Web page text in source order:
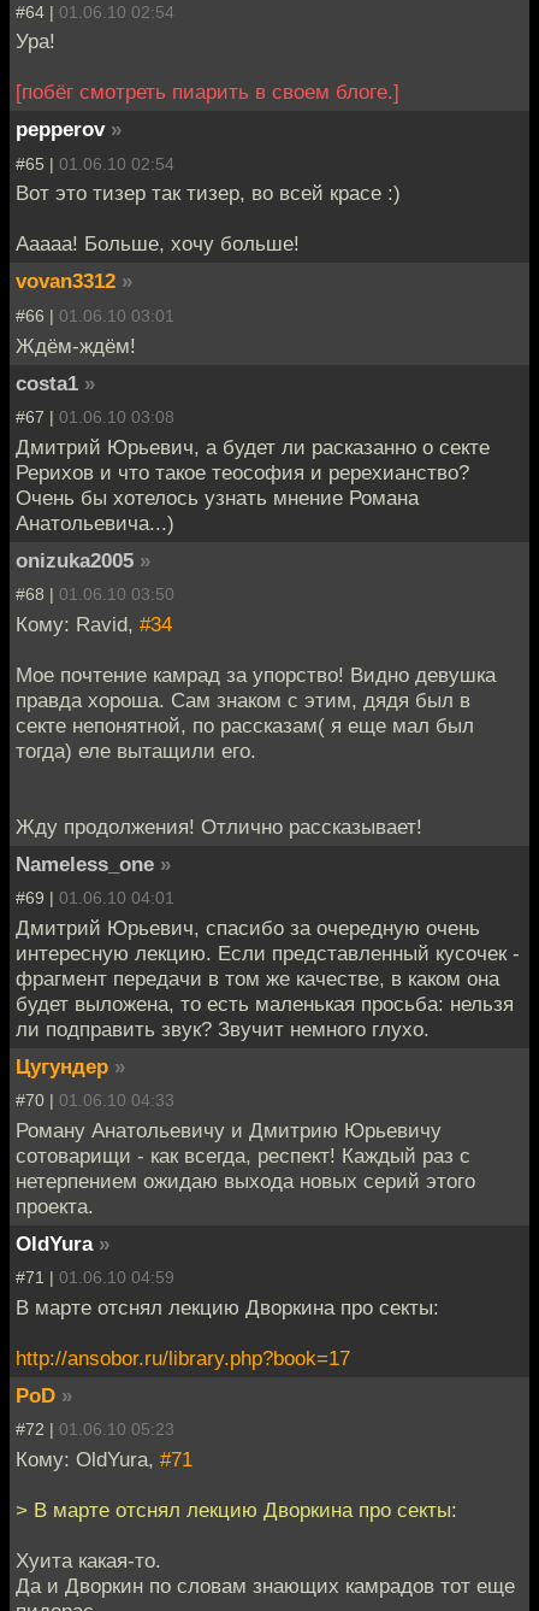
#64 | 01.06.10 02:54
Ура!
[побёг смотреть пиарить в своем блоге.]
pepperov »
#65 | 01.06.10 02:54
Вот это тизер так тизер, во всей красе :)
Ааааа! Больше, хочу больше!
vovan3312 »
#66 | 01.06.10 03:01
Ждём-ждём!
costa1 »
#67 | 01.06.10 03:08
Дмитрий Юрьевич, а будет ли расказанно о секте
Рерихов и что такое теософия и ререхианство?
Очень бы хотелось узнать мнение Романа
Анатольевича...)
onizuka2005 »
#68 | 01.06.10 03:50
Кому: Ravid, #34
Мое почтение камрад за упорство! Видно девушка
правда хороша. Сам знаком с этим, дядя был в
секте непонятной, по рассказам( я еще мал был
тогда) еле вытащили его.
Жду продолжения! Отлично рассказывает!
Nameless_one »
#69 | 01.06.10 04:01
Дмитрий Юрьевич, спасибо за очередную очень
интересную лекцию. Если представленный кусочек -
фрагмент передачи в том же качестве, в каком она
будет выложена, то есть маленькая просьба: нельзя
ли подправить звук? Звучит немного глухо.
Цугундер »
#70 | 01.06.10 04:33
Роману Анатольевичу и Дмитрию Юрьевичу
сотоварищи - как всегда, респект! Каждый раз с
нетерпением ожидаю выхода новых серий этого
проекта.
OldYura »
#71 | 01.06.10 04:59
В марте отснял лекцию Дворкина про секты:
http://ansobor.ru/library.php?book=17
PoD »
#72 | 01.06.10 05:23
Кому: OldYura, #71
> В марте отснял лекцию Дворкина про секты:
Хуита какая-то.
Да и Дворкин по словам знающих камрадов тот еще